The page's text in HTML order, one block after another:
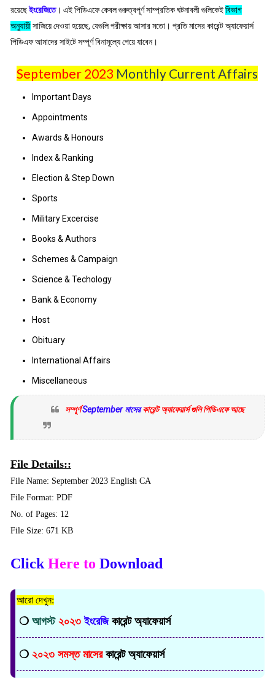
রয়েছেইংরেজিতে। এই পিডিএফে কেবল গুরুত্বপূর্ণ সাম্প্রতিক ঘটনাবলী গুলিকেইবিভাগ
অনুযায়ীসাজিয়ে দেওয়া হয়েছে, যেগুলি পরীক্ষায় আসার মতো। প্রতি মাসের কারেন্ট অ্যাফেয়ার্স
পিডিএফ আমাদের সাইটে সম্পূর্ণ বিনামূল্যে পেয়ে যাবেন।
September 2023 Monthly Current Affairs
Important Days
Appointments
Awards & Honours
Index & Ranking
Election & Step Down
Sports
Military Excercise
Books & Authors
Schemes & Campaign
Science & Techology
Bank & Economy
Host
Obituary
International Affairs
Miscellaneous
সম্পূর্ণSeptemberমাসের কারেন্ট অ্যাফেয়ার্স গুলি পিডিএফে আছে
File Details::
File Name: September 2023 English CA
File Format: PDF
No. of Pages: 12
File Size: 671 KB
Click Here to Download
আরো দেখুন:
❍ আগস্ট ২০২৩ ইংরেজি কারেন্ট অ্যাফেয়ার্স
❍ ২০২৩ সমস্ত মাসেরকারেন্ট অ্যাফেয়ার্স